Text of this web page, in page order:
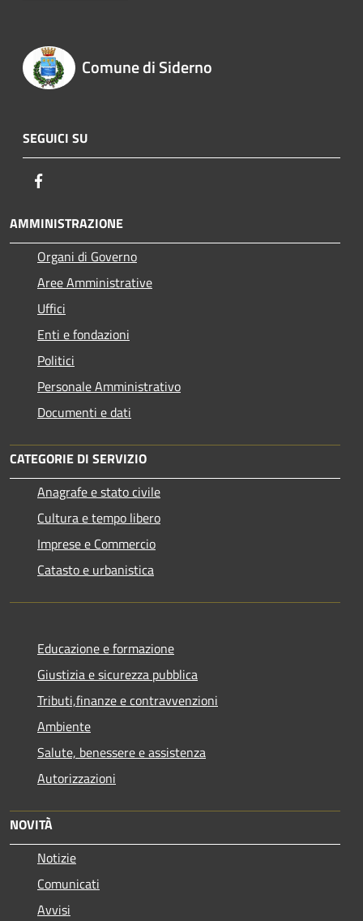
Comune di Siderno
SEGUICI SU
AMMINISTRAZIONE
Organi di Governo
Aree Amministrative
Uffici
Enti e fondazioni
Politici
Personale Amministrativo
Documenti e dati
CATEGORIE DI SERVIZIO
Anagrafe e stato civile
Cultura e tempo libero
Imprese e Commercio
Catasto e urbanistica
Educazione e formazione
Giustizia e sicurezza pubblica
Tributi,finanze e contravvenzioni
Ambiente
Salute, benessere e assistenza
Autorizzazioni
NOVITÀ
Notizie
Comunicati
Avvisi